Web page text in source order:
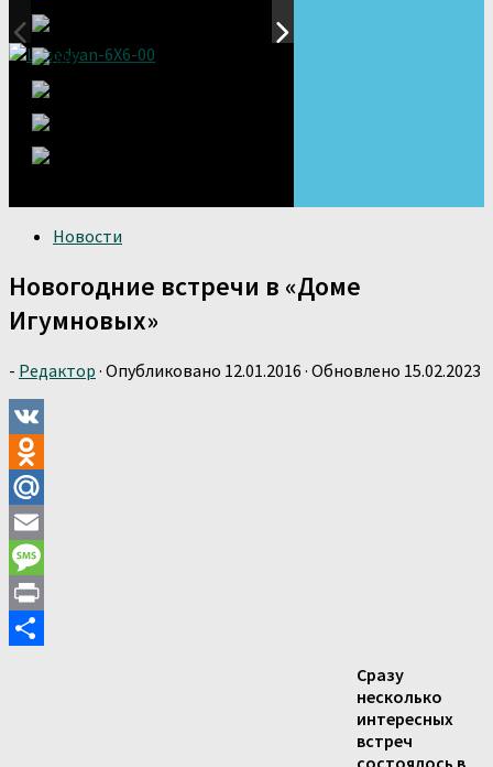
Новости
Новогодние встречи в «Доме
Игумновых»
- Редактор · Опубликовано 12.01.2016 · Обновлено 15.02.2023
VK
Odnoklassniki
Mail.Ru
Email
Message
Print
Сразу
несколько
интересных
встреч
состоялось в